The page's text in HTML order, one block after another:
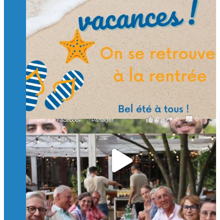
et contribuons ensemble à former les générations
d’ingénieurs de demain. 🙏
Merci à tous !
🎯 Taxe d’apprentissage 2026 : avec l'Isep, investissez pour
un numérique au service de l'humain !
À l’Isep, nous formons des ingénieurs, des bachelors, des
Mastères Spécialisés, qui allient excellence technologique et
valeurs humaines, au cœur de notre pro
...Voir plus
il y a 2 mois
0 0 0
Voir sur Facebook · Partager
🚀Afterwork à Genève 🚀
🥳 Le 22 avril dernier, 14 Alumni vivant / travaillant
en Suisse ont partagé un moment convivial de
retrouvailles et d'échanges !
Merci à tous pour votre présence et à Alexandre